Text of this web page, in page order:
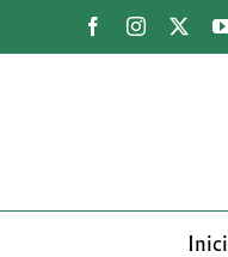
FacebookInstagram